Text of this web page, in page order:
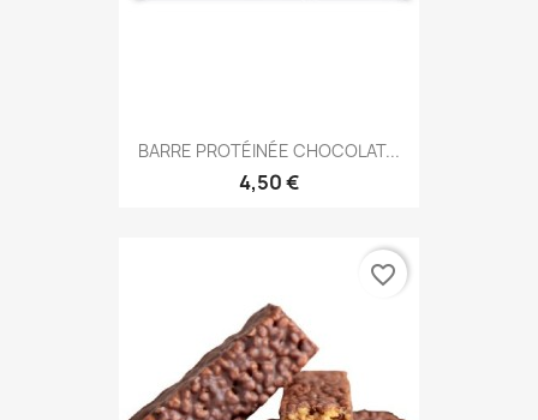
BARRE PROTÉINÉE CHOCOLAT...
4,50 €
favorite_border